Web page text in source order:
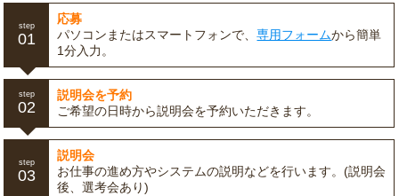
step
01
応募
パソコンまたはスマートフォンで、専用フォームから簡単
1分入力。
step
02
説明会を予約
ご希望の日時から説明会を予約いただきます。
step
03
説明会
お仕事の進め方やシステムの説明などを行います。(説明会
後、選考会あり)